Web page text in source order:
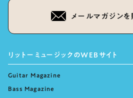
メールマガジンを
リットーミュージックのWEBサイト
Guitar Magazine
Bass Magazine